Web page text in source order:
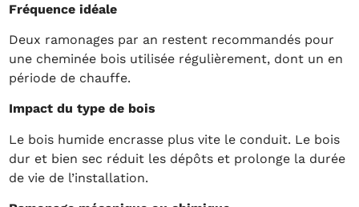
Fréquence idéale
Deux ramonages par an restent recommandés pour
une cheminée bois utilisée régulièrement, dont un en
période de chauffe.
Impact du type de bois
Le bois humide encrasse plus vite le conduit. Le bois
dur et bien sec réduit les dépôts et prolonge la durée
de vie de l’installation.